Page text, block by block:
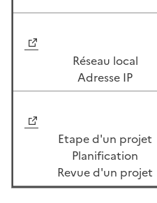
Réseau local
Adresse IP
Etape d'un projet
Planification
Revue d'un projet